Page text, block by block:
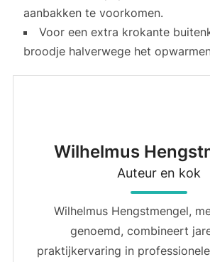
aanbakken te voorkomen.
Voor een extra krokante
broodje halverwege het
Wilhelmus
Auteur en kok
Wilhelmus Hengstmengel,
genoemd, combineert
praktijkervaring in